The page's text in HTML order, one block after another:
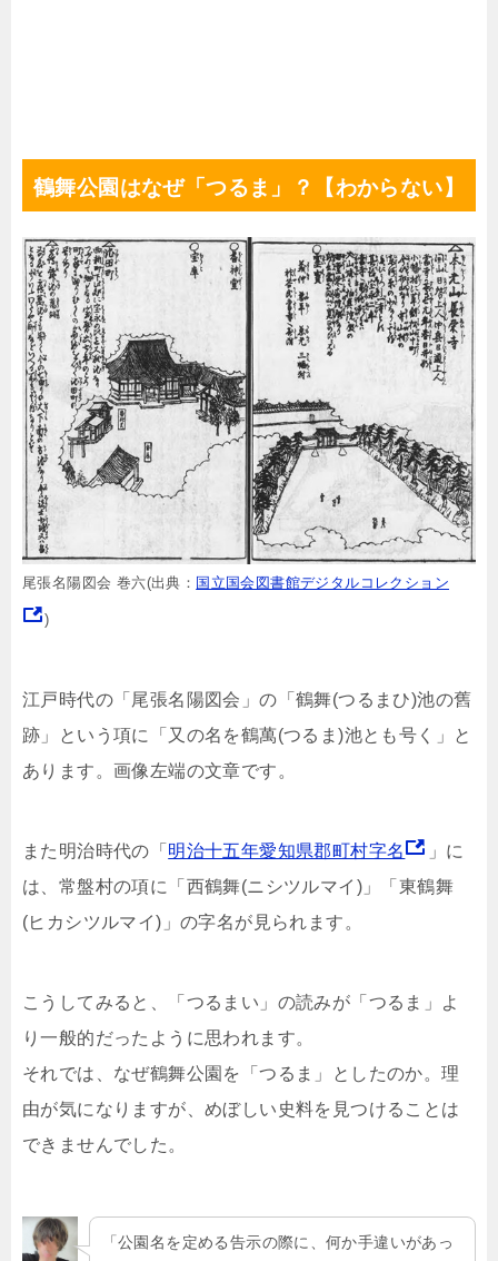
鶴舞公園はなぜ「つるま」？【わからない】
尾張名陽図会 巻六(出典： 国立国会図書館デジタルコレクション
)
江戸時代の「尾張名陽図会」の「鶴舞(つるまひ)池の舊
跡」という項に「又の名を鶴萬(つるま)池とも号く」と
あります。画像左端の文章です。
また明治時代の「 明治十五年愛知県郡町村字名
」に
は、常盤村の項に「西鶴舞(ニシツルマイ)」「東鶴舞
(ヒカシツルマイ)」の字名が見られます。
こうしてみると、「つるまい」の読みが「つるま」よ
り一般的だったように思われます。
それでは、なぜ鶴舞公園を「つるま」としたのか。理
由が気になりますが、めぼしい史料を見つけることは
できませんでした。
「公園名を定める告示の際に、何か手違いがあっ